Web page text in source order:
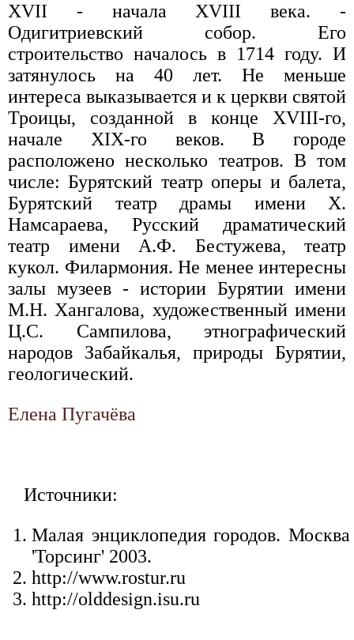
XVII - начала XVIII века. -
Одигитриевский собор. Его
строительство началось в 1714 году. И
затянулось на 40 лет. Не меньше
интереса выказывается и к церкви святой
Троицы, созданной в конце XVIII-го,
начале XIX-го веков. В городе
расположено несколько театров. В том
числе: Бурятский театр оперы и балета,
Бурятский театр драмы имени Х.
Намсараева, Русский драматический
театр имени А.Ф. Бестужева, театр
кукол. Филармония. Не менее интересны
залы музеев - истории Бурятии имени
М.Н. Хангалова, художественный имени
Ц.С. Сампилова, этнографический
народов Забайкалья, природы Бурятии,
геологический.
Елена Пугачёва
Источники:
Малая энциклопедия городов. Москва
'Торсинг' 2003.
http://www.rostur.ru
http://olddesign.isu.ru